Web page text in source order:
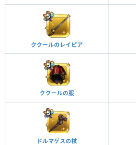
ククールのレイピア
ククールの服
ドルマゲスの杖